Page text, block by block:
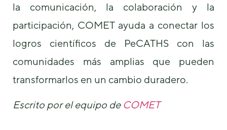
la comunicación, la colaboración y la
participación, COMET ayuda a conectar los
logros científicos de PeCATHS con las
comunidades más amplias que pueden
transformarlos en un cambio duradero.
Escrito por el equipo de COMET